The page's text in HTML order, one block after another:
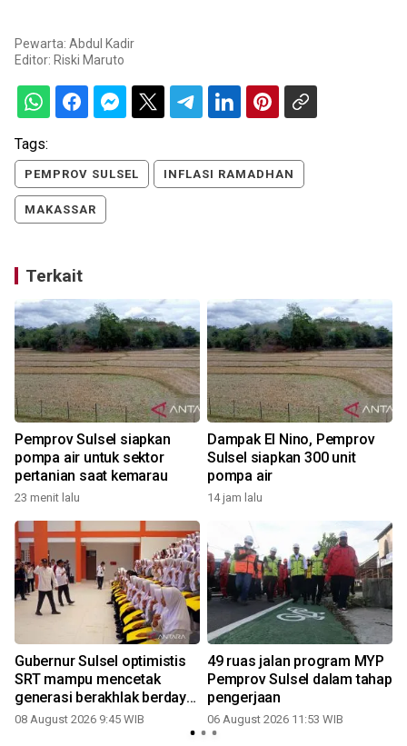
Pewarta: Abdul Kadir
Editor: Riski Maruto
Tags:
PEMPROV SULSEL INFLASI RAMADHAN
MAKASSAR
Terkait
Pemprov Sulsel siapkan
pompa air untuk sektor
pertanian saat kemarau
23 menit lalu
Dampak El Nino, Pemprov
Sulsel siapkan 300 unit
pompa air
14 jam lalu
Gubernur Sulsel optimistis
SRT mampu mencetak
generasi berakhlak berdaya
saing
08 August 2026 9:45 WIB
49 ruas jalan program MYP
Pemprov Sulsel dalam tahap
pengerjaan
06 August 2026 11:53 WIB